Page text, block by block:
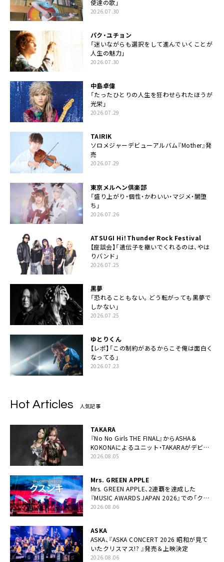
使達の歌」
2026.07.30
パク・ユチョン
「迷いながらも選択をして進んでいくことが
人生の魅力」
2026.07.30
中島卓偉
「たったひとりの人生を狂わせられたほうが
光栄」
2026.07.29
TAIRIK
ソロメジャーデビューアルバム『Mother』発
売
2026.07.29
東京メルヘン倶楽部
「盛り上がり・個性・かわいい・マジメ・闇堕
ち」
2026.07.26
ATSUGI Hi！Thunder Rock Festival
【座談会】「遺伝子を継いでくれるのは、やは
りバンド」
2026.07.25
黒夢
「恐れることもない。どう転がっても黒夢で
しかない」
2026.07.25
ゆとりくん
【レポ】「この制約があるからこそ俺は面白く
なってる」
2026.07.23
Hot Articles 人気記事
TAKARA
『No No Girls THE FINAL』からASHA＆
KOKONAによるユニット・TAKARAがデビュ
ー
2026.08.05
Mrs. GREEN APPLE
Mrs. GREEN APPLE、2連覇を達成した
『MUSIC AWARDS JAPAN 2026』での「クス
シキ」ライブパフォーマンスをYouTube公開
2026.08.06
ASKA
ASKA、『ASKA CONCERT 2026 昭和が見て
いたクリスマス!? 』発売＆上映決定
2026.08.06